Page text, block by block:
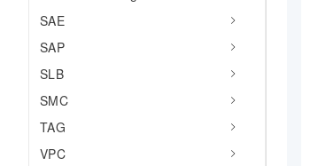
SAE
SAP
SLB
SMC
TAG
VPC